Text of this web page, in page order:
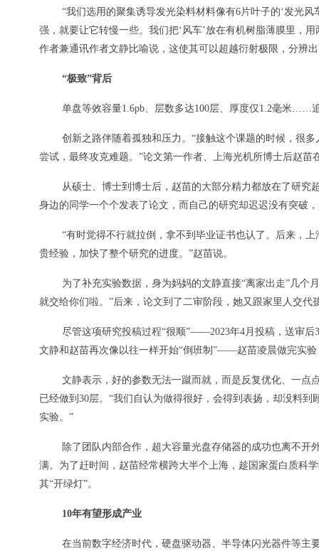
“我们选用的聚集诱导发光染料材料像有6片叶子的‘发光
强，就要让它转慢一些。我们把‘风车’放在有机树脂薄膜里，
作者兼通讯作者文静比喻说，这使其可以超越衍射极限，分辨
“极致”背后
单盘等效容量1.6pb、层数多达100层、厚度仅1.2毫米……
创新之路伴随着孤独和压力。“接触这个课题的时候，很
尝试，最终攻克难题。”论文第一作者、上海光机所博士后赵苗
从硕士、博士到博士后，赵苗的大部分精力都放在了研
身边的同学一个个发表了论文，而自己的研究却迟迟没有突破
“有时觉得不行就拉倒，拿不到毕业证书也认了。后来，
贵经验，加快了整个研究的进度。”赵苗说。
为了补充实验数据，身为妈妈的文静直接“离家出走”几个
就交给你们啦。”后来，论文到了二审阶段，她又跟家里人交代
尽管这项研究投稿过程“很顺”——2023年4月投稿，送审
文静和赵苗再次像以往一样开始“倒班制”——赵苗凌晨做完实
文静表示，好的参数无法一蹴而就，而是反复优化、一点
已经做到30层。“我们自认为做得很好，会得到表扬，却没料
实验。”
除了团队内部合作，超大容量光盘存储器的成功也离不
满。为了赶时间，赵苗经常横跨大半个上海，趁国家蛋白质科
其“开绿灯”。
10年有望形成产业
在当前数字经济时代，硬盘驱动器、半导体闪光器件等主